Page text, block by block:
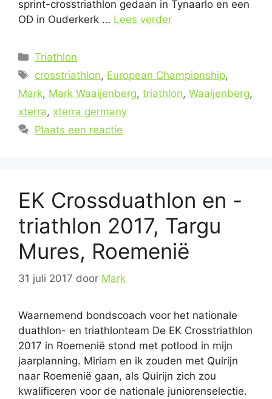
sprint-crosstriathlon gedaan in Tynaarlo en een
OD in Ouderkerk … Lees verder
Categorieën
Triathlon
Tags
crosstriathlon, European Championship,
Mark, Mark Waaijenberg, triathlon, Waaijenberg,
xterra, xterra germany
Plaats een reactie
EK Crossduathlon en -
triathlon 2017, Targu
Mures, Roemenië
31 juli 2017 door Mark
Waarnemend bondscoach voor het nationale
duathlon- en triathlonteam De EK Crosstriathlon
2017 in Roemenië stond met potlood in mijn
jaarplanning. Miriam en ik zouden met Quirijn
naar Roemenië gaan, als Quirijn zich zou
kwalificeren voor de nationale juniorenselectie.